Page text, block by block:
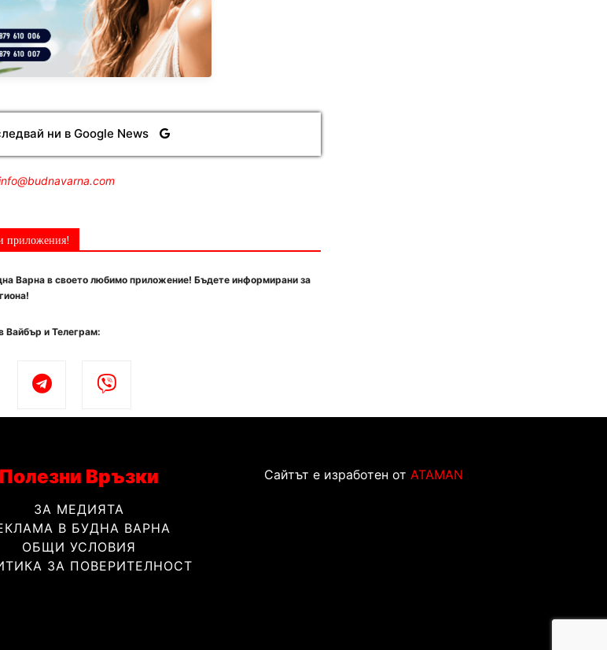
ни в Google News
приложения!
Варна в своето любимо приложение! Бъдете информирани за
Вайбър и Телеграм:
Полезни Връзки
ЗА МЕДИЯТА
В БУДНА ВАРНА
ОБЩИ УСЛОВИЯ
ЗА ПОВЕРИТЕЛНОСТ
Сайтът е изработен от ATAMAN